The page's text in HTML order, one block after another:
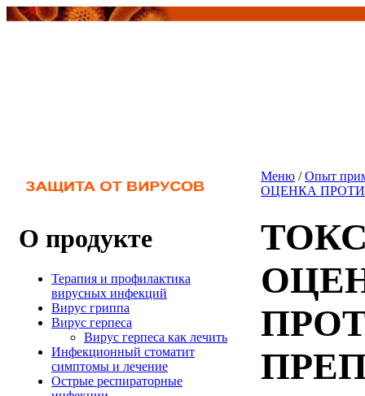
О продукте
Терапия и профилактика
вирусных инфекций
Вирус гриппа
Вирус герпеса
Вирус герпеса как лечить
Инфекционный стоматит
симптомы и лечение
Острые респираторные
Меню /Опыт
ОЦЕНКА